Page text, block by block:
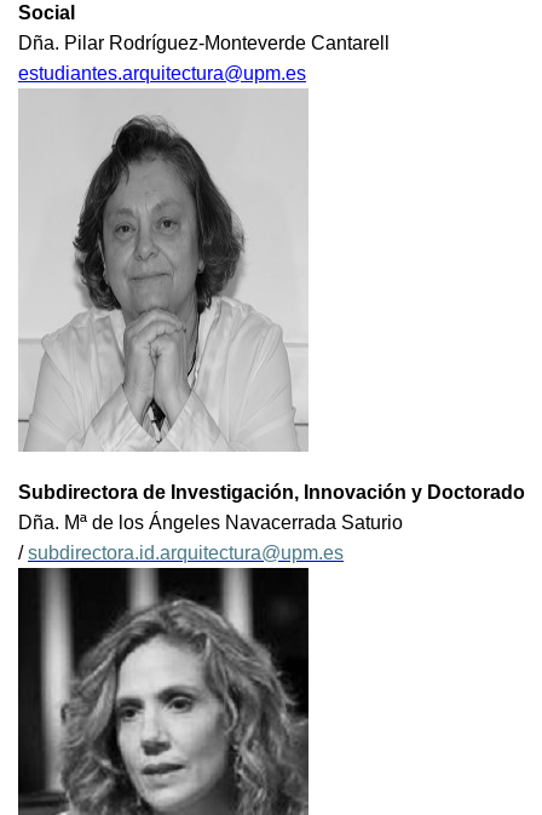
Social
Dña. Pilar Rodríguez-Monteverde Cantarell
estudiantes.arquitectura@upm.es
Subdirectora de Investigación, Innovación y Doctorado
Dña. Mª de los Ángeles Navacerrada Saturio
/subdirectora.id.arquitectura@upm.es